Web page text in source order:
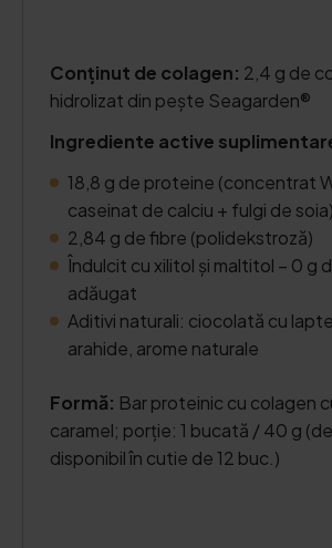
Conținut de colagen: 2,4 g de
hidrolizat din pește Seagarden®
Ingrediente active
18,8 g de proteine (concentrat
caseinat de calciu + fulgi de soia)
2,84 g de fibre (polidekstroză)
Îndulcit cu xilitol și maltitol – 0 g
adăugat
Aditivi naturali: ciocolată cu
arahide, arome naturale
Formă: Bar proteinic cu colagen
caramel; porție: 1 bucată / 40 g
disponibil în cutie de 12 buc.)